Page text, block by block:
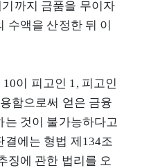
까지 금품을 무이자
수액을 산정한 뒤 이
이 피고인 1, 피고인
함으로써 얻은 금융
것이 불가능하다고
에는 형법 제134조
징에 관한 법리를 오